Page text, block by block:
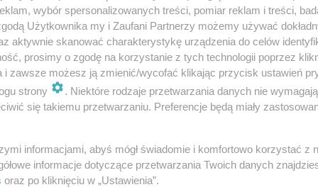
być rozmówcą podsłuchiwanego księdza
stan papieża pozostaje złożony. Jak dodały, dwa
skurczem oskrzeli i wcześniejsze kryzysy nie są
wypowiadają się eksperci pulmonologii.
wybór spersonalizowanych treści, pomiar reklam i treści,
Użytkownika my i Zaufani Partnerzy możemy używać
aktywnie skanować charakterystykę urządzenia do celów
prosimy o zgodę na korzystanie z tych technologii poprzez
i zawsze możesz ją zmienić/wycofać klikając przycisk ustawień
strony
. Niektóre rodzaje przetwarzania danych nie
się takiemu przetwarzaniu. Preferencje będą miały
informacjami, abyś mógł świadomie i komfortowo korzystać z
informacje dotyczące przetwarzania Twoich danych
oraz po kliknięciu w „Ustawienia”.